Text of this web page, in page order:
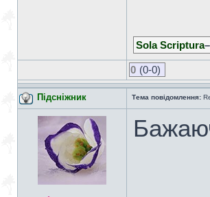
Sola Scriptura
0 (0-0)
Підсніжник Тема повідомлення: